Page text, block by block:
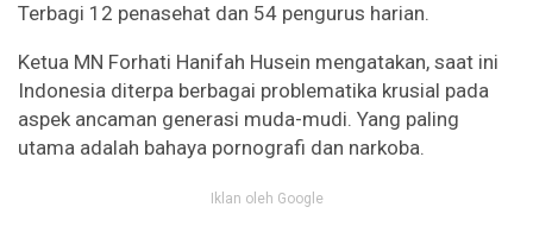
Terbagi 12 penasehat dan 54 pengurus harian.
Ketua MN Forhati Hanifah Husein mengatakan, saat ini
Indonesia diterpa berbagai problematika krusial pada
aspek ancaman generasi muda-mudi. Yang paling
utama adalah bahaya pornografi dan narkoba.
Iklan oleh Google